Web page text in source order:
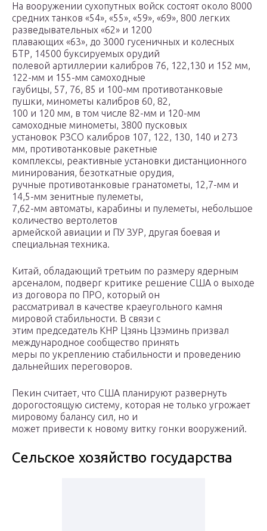
На вооружении сухопутных войск состоят около 8000
средних танков «54», «55», «59», «69», 800 легких
разведывательных «62» и 1200
плавающих «63», до 3000 гусеничных и колесных
БТР, 14500 буксируемых орудий
полевой артиллерии калибров 76, 122,130 и 152 мм,
122-мм и 155-мм самоходные
гаубицы, 57, 76, 85 и 100-мм противотанковые
пушки, минометы калибров 60, 82,
100 и 120 мм, в том числе 82-мм и 120-мм
самоходные минометы, 3800 пусковых
установок РЗСО калибров 107, 122, 130, 140 и 273
мм, противотанковые ракетные
комплексы, реактивные установки дистанционного
минирования, безоткатные орудия,
ручные противотанковые гранатометы, 12,7-мм и
14,5-мм зенитные пулеметы,
7,62-мм автоматы, карабины и пулеметы, небольшое
количество вертолетов
армейской авиации и ПУ ЗУР, другая боевая и
специальная техника.
Китай, обладающий третьим по размеру ядерным
арсеналом, подверг критике решение США о выходе
из договора по ПРО, который он
рассматривал в качестве краеугольного камня
мировой стабильности. В связи с
этим председатель КНР Цзянь Цзэминь призвал
международное сообщество принять
меры по укреплению стабильности и проведению
дальнейших переговоров.
Пекин считает, что США планируют развернуть
дорогостоящую систему, которая не только угрожает
мировому балансу сил, но и
может привести к новому витку гонки вооружений.
Сельское хозяйство государства